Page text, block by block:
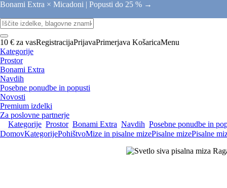
Bonami Extra × Micadoni | Popusti do 25 % →
10 € za vasRegistracijaPrijavaPrimerjava KošaricaMenu
Kategorije
Prostor
Bonami Extra
Navdih
Posebne ponudbe in popusti
Novosti
Premium izdelki
Za poslovne partnerje
Kategorije Prostor Bonami Extra Navdih Posebne ponudbe in
DomovKategorijePohištvoMize in pisalne mizePisalne mizePisalne